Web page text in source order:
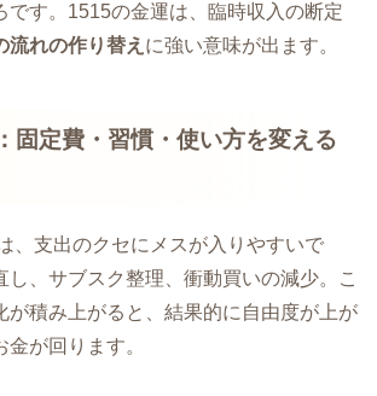
です。1515の金運は、臨時収入の断定
流れの作り替え に強い意味が出ます。
固定費・習慣・使い方を変える
、支出のクセにメスが入りやすいで
し、サブスク整理、衝動買いの減少。こ
が積み上がると、結果的に自由度が上が
が回ります。